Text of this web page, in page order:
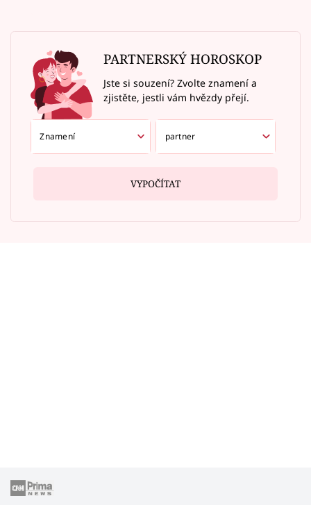
PARTNERSKÝ HOROSKOP
Jste si souzení? Zvolte znamení a
zjistěte, jestli vám hvězdy přejí.
VYPOČÍTAT